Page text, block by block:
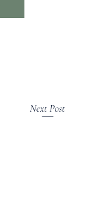
Next Post